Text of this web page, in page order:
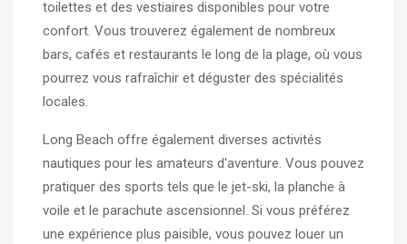
toilettes et des vestiaires disponibles pour votre
confort. Vous trouverez également de nombreux
bars, cafés et restaurants le long de la plage, où vous
pourrez vous rafraîchir et déguster des spécialités
locales.
Long Beach offre également diverses activités
nautiques pour les amateurs d'aventure. Vous pouvez
pratiquer des sports tels que le jet-ski, la planche à
voile et le parachute ascensionnel. Si vous préférez
une expérience plus paisible, vous pouvez louer un